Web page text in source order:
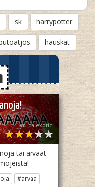
sk harrypotter
hauskat
Jyri da exotic
tai arvaat
#arvaa